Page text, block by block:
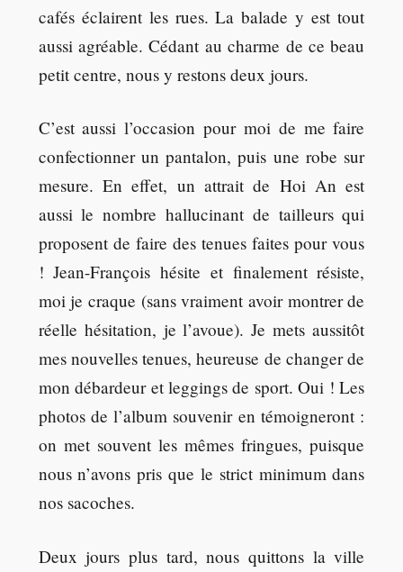
cafés éclairent les rues. La balade y est tout
aussi agréable. Cédant au charme de ce beau
petit centre, nous y restons deux jours.
C’est aussi l’occasion pour moi de me faire
confectionner un pantalon, puis une robe sur
mesure. En effet, un attrait de Hoi An est
aussi le nombre hallucinant de tailleurs qui
proposent de faire des tenues faites pour vous
! Jean-François hésite et finalement résiste,
moi je craque (sans vraiment avoir montrer de
réelle hésitation, je l’avoue). Je mets aussitôt
mes nouvelles tenues, heureuse de changer de
mon débardeur et leggings de sport. Oui ! Les
photos de l’album souvenir en témoigneront :
on met souvent les mêmes fringues, puisque
nous n’avons pris que le strict minimum dans
nos sacoches.
Deux jours plus tard, nous quittons la ville